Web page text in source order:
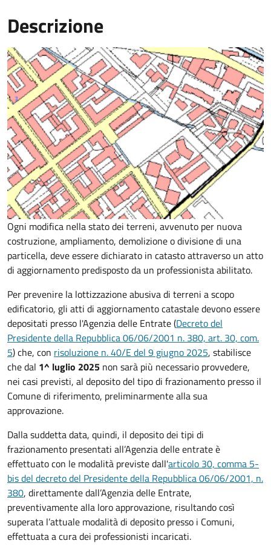
Descrizione
Ogni modifica nella stato dei terreni, avvenuto per nuova
costruzione, ampliamento, demolizione o divisione di una
particella, deve essere dichiarato in catasto attraverso un atto
di aggiornamento predisposto da un professionista abilitato.
Per prevenire la lottizzazione abusiva di terreni a scopo
edificatorio, gli atti di aggiornamento catastale devono essere
depositati presso l'Agenzia delle Entrate (Decreto del
Presidente della Repubblica 06/06/2001 n. 380, art. 30, com.
5) che, con risoluzione n. 40/E del 9 giugno 2025, stabilisce
che dal 1^ luglio 2025 non sarà più necessario provvedere,
nei casi previsti, al deposito del tipo di frazionamento presso il
Comune di riferimento, preliminarmente alla sua
approvazione.
Dalla suddetta data, quindi, il deposito dei tipi di
frazionamento presentati all’Agenzia delle entrate è
effettuato con le modalità previste dall'articolo 30, comma 5-
bis del decreto del Presidente della Repubblica 06/06/2001, n.
380, direttamente dall’Agenzia delle Entrate,
preventivamente alla loro approvazione, risultando così
superata l’attuale modalità di deposito presso i Comuni,
effettuata a cura dei professionisti incaricati.